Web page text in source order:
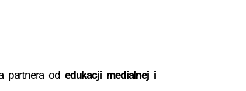
partnera od edukacji medialnej i